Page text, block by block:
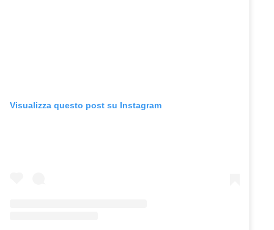
Visualizza questo post su Instagram